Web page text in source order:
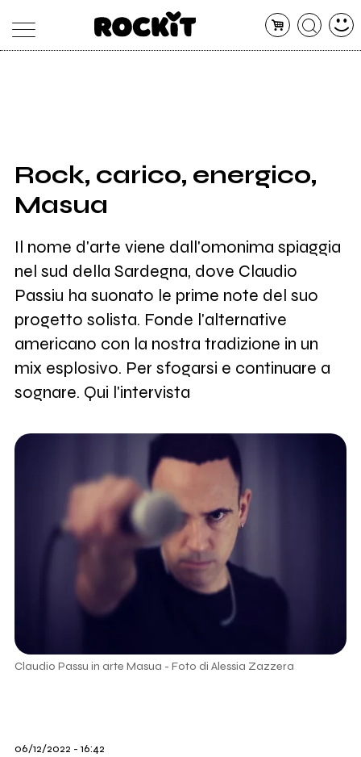
SHOP
RADIO
Rock, carico, energico,
Masua
Il nome d'arte viene dall'omonima spiaggia
nel sud della Sardegna, dove Claudio
Passiu ha suonato le prime note del suo
progetto solista. Fonde l'alternative
americano con la nostra tradizione in un
mix esplosivo. Per sfogarsi e continuare a
sognare. Qui l'intervista
Claudio Passu in arte Masua - Foto di Alessia Zazzera
06/12/2022 - 16:42